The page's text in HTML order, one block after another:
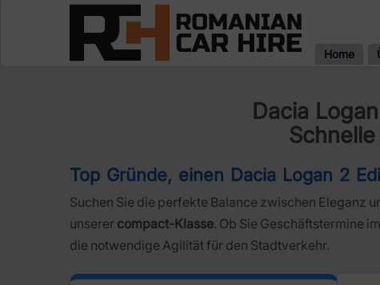
Home
Dacia
Top Gründe, einen Dacia Logan 2
Suchen Sie die perfekte Balance zwischen Eleganz
unserer compact-Klasse. Ob Sie Geschäftstermine
die notwendige Agilität für den Stadtverkehr.